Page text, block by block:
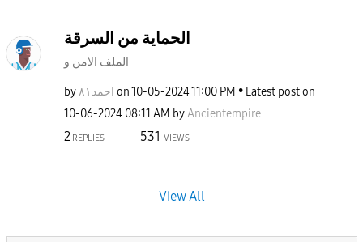
الحماية من السرقة
الملف الامن و
by احمد٨١ on‎10-05-202411:00 PM
Latest post on
‎10-06-2024 08:11 AM byAncientempire
2 REPLIES 531 VIEWS
View All